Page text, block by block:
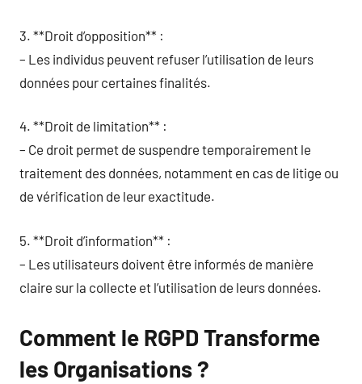
3. **Droit d’opposition** :
– Les individus peuvent refuser l’utilisation de leurs
données pour certaines finalités.
4. **Droit de limitation** :
– Ce droit permet de suspendre temporairement le
traitement des données, notamment en cas de litige ou
de vérification de leur exactitude.
5. **Droit d’information** :
– Les utilisateurs doivent être informés de manière
claire sur la collecte et l’utilisation de leurs données.
Comment le RGPD Transforme
les Organisations ?